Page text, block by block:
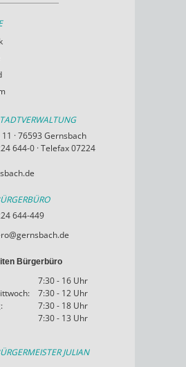
· 76593 Gernsbach
644-0 · Telefax 07224
644-449
Bürgerbüro
7:30 - 16 Uhr
7:30 - 12 Uhr
7:30 - 18 Uhr
7:30 - 13 Uhr
JULIAN